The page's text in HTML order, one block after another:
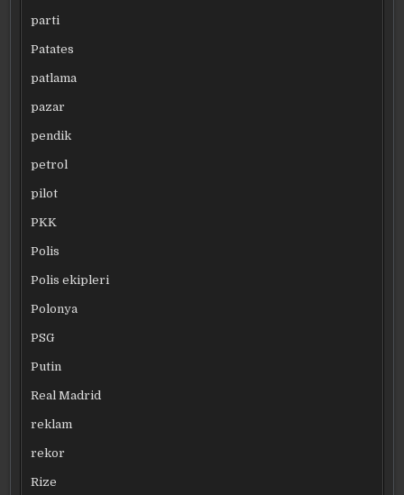
parti
Patates
patlama
pazar
pendik
petrol
pilot
PKK
Polis
Polis ekipleri
Polonya
PSG
Putin
Real Madrid
reklam
rekor
Rize